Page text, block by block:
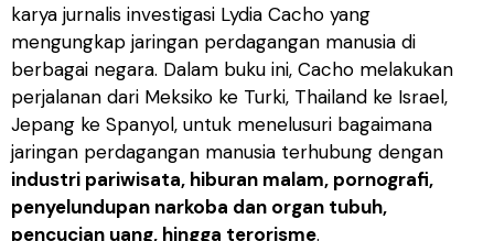
karya jurnalis investigasi Lydia Cacho yang
mengungkap jaringan perdagangan manusia di
berbagai negara. Dalam buku ini, Cacho melakukan
perjalanan dari Meksiko ke Turki, Thailand ke Israel,
Jepang ke Spanyol, untuk menelusuri bagaimana
jaringan perdagangan manusia terhubung dengan
industri pariwisata, hiburan malam, pornografi,
penyelundupan narkoba dan organ tubuh,
pencucian uang, hingga terorisme.